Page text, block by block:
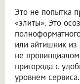
Это не попытка
«элиты». Это
или айтишник из
не
пригорода с
уровнем